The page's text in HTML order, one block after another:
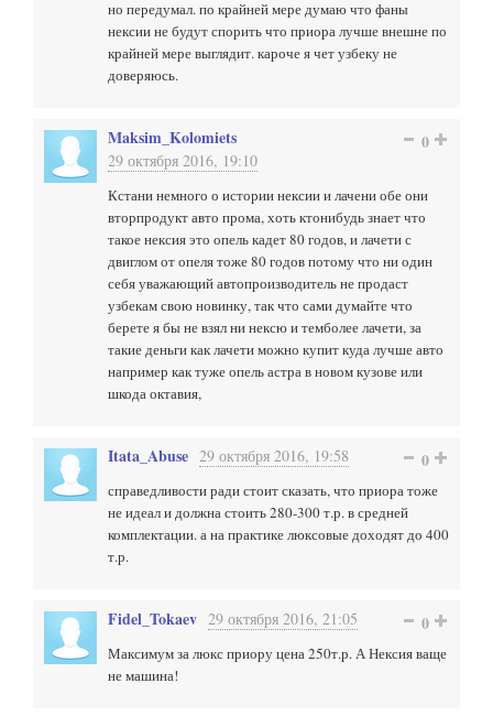
но передумал. по крайней мере думаю что фаны
нексии не будут спорить что приора лучше внешне по
крайней мере выглядит. кароче я чет узбеку не
доверяюсь.
Maksim_Kolomiets
29 октября 2016, 19:10
0
Кстани немного о истории нексии и лачени обе они
вторпродукт авто прома, хоть ктонибудь знает что
такое нексия это опель кадет 80 годов, и лачети с
двиглом от опеля тоже 80 годов потому что ни один
себя уважающий автопроизводитель не продаст
узбекам свою новинку, так что сами думайте что
берете я бы не взял ни нексю и темболее лачети, за
такие деньги как лачети можно купит куда лучше авто
например как туже опель астра в новом кузове или
шкода октавия,
Itata_Abuse 29 октября 2016, 19:58 0
справедливости ради стоит сказать, что приора тоже
не идеал и должна стоить 280-300 т.р. в средней
комплектации. а на практике люксовые доходят до 400
т.р.
Fidel_Tokaev 29 октября 2016, 21:05 0
Максимум за люкс приору цена 250т.р. А Нексия ваще
не машина!